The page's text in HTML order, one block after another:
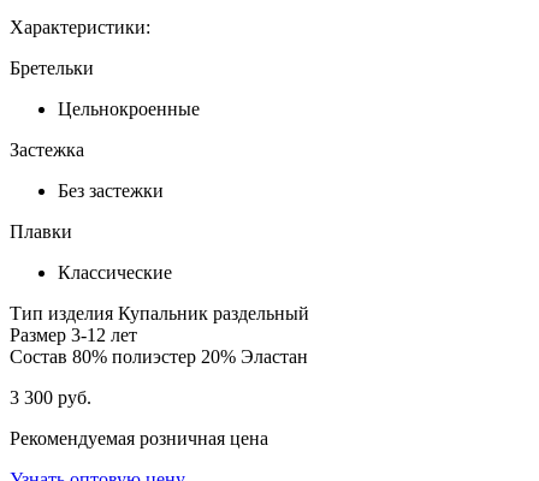
Характеристики:
Бретельки
Цельнокроенные
Застежка
Без застежки
Плавки
Классические
Тип изделия Купальник раздельный
Размер 3-12 лет
Состав 80% полиэстер 20% Эластан
3 300 руб.
Рекомендуемая розничная цена